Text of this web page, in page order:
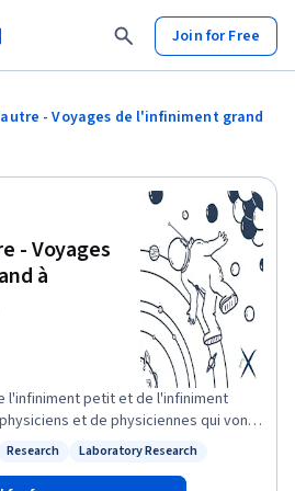
Join for Free
- Voyages de l'infiniment grand
- Voyages
à
l'infiniment petit et de l'infiniment
et de physiciennes qui vont
entre la structure de la matière aux
l'organisation de l'Univers aux
ce jour, et entre les outils
Research
Status: Laboratory Research
Laboratory Research